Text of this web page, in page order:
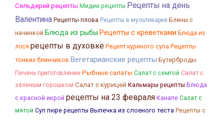
Сельдерей рецепты Мидии рецепты Рецепты на день
Валентина Рецепты плова Рецепты в мультиварке Блины с
начинкой Блюда из рыбы Рецепты с креветками Блюда из
лося рецепты в духовке Рецепт куриного супа Рецепты
тонких блинчиков Вегетарианские рецепты Бутерброды
Печень приготовление Рыбные салаты Салат с семгой Салат с
зеленым горошком Салат с курицей Кальмары рецепты Блюда
с красной икрой рецепты на 23 февраля Канапе Салат с
мятой Суп пюре рецепты Выпечка из слоеного теста Рецепты с